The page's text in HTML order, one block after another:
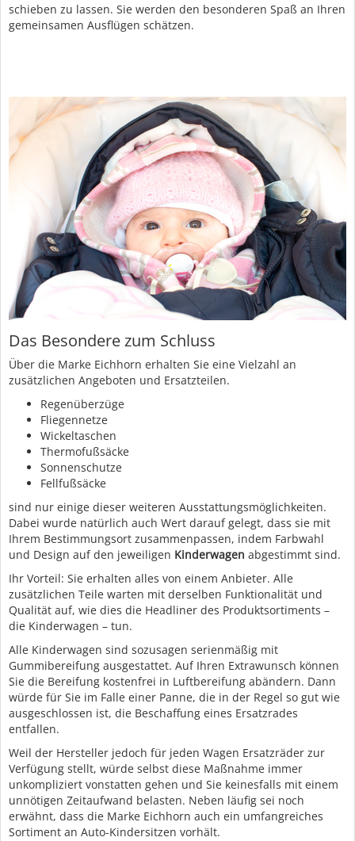
schieben zu lassen. Sie werden den besonderen Spaß an Ihren
gemeinsamen Ausflügen schätzen.
Das Besondere zum Schluss
Über die Marke Eichhorn erhalten Sie eine Vielzahl an
zusätzlichen Angeboten und Ersatzteilen.
Regenüberzüge
Fliegennetze
Wickeltaschen
Thermofußsäcke
Sonnenschutze
Fellfußsäcke
sind nur einige dieser weiteren Ausstattungsmöglichkeiten.
Dabei wurde natürlich auch Wert darauf gelegt, dass sie mit
Ihrem Bestimmungsort zusammenpassen, indem Farbwahl
und Design auf den jeweiligen Kinderwagen abgestimmt sind.
Ihr Vorteil: Sie erhalten alles von einem Anbieter. Alle
zusätzlichen Teile warten mit derselben Funktionalität und
Qualität auf, wie dies die Headliner des Produktsortiments –
die Kinderwagen – tun.
Alle Kinderwagen sind sozusagen serienmäßig mit
Gummibereifung ausgestattet. Auf Ihren Extrawunsch können
Sie die Bereifung kostenfrei in Luftbereifung abändern. Dann
würde für Sie im Falle einer Panne, die in der Regel so gut wie
ausgeschlossen ist, die Beschaffung eines Ersatzrades
entfallen.
Weil der Hersteller jedoch für jeden Wagen Ersatzräder zur
Verfügung stellt, würde selbst diese Maßnahme immer
unkompliziert vonstatten gehen und Sie keinesfalls mit einem
unnötigen Zeitaufwand belasten. Neben läufig sei noch
erwähnt, dass die Marke Eichhorn auch ein umfangreiches
Sortiment an Auto-Kindersitzen vorhält.